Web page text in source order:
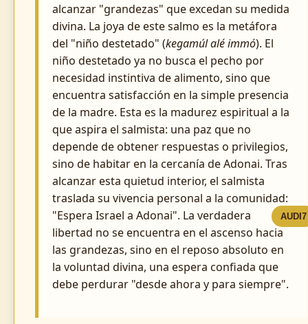
alcanzar "grandezas" que excedan su medida
divina. La joya de este salmo es la metáfora
del "niño destetado" (kegamúl alé immó). El
niño destetado ya no busca el pecho por
necesidad instintiva de alimento, sino que
encuentra satisfacción en la simple presencia
de la madre. Esta es la madurez espiritual a la
que aspira el salmista: una paz que no
depende de obtener respuestas o privilegios,
sino de habitar en la cercanía de Adonai. Tras
alcanzar esta quietud interior, el salmista
traslada su vivencia personal a la comunidad:
"Espera Israel a Adonai". La verdadera
libertad no se encuentra en el ascenso hacia
las grandezas, sino en el reposo absoluto en
la voluntad divina, una espera confiada que
debe perdurar "desde ahora y para siempre".
AUDI7